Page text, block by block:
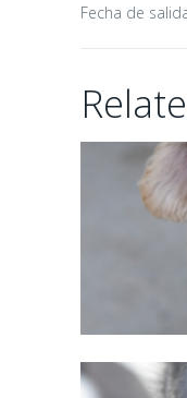
Fecha de
02/06/2026